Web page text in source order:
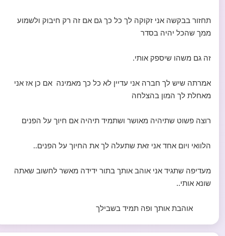
תחזור בבקשה אני זקוקה לך כל כך גם אם זה רק חיבוק ולשמוע
ממך שהכל יהיה בסדר
זה גם משהו שיספק אותי.
אמרתה שיש לך חברה אני עדיין לא כל כך מאמינה אם כן אז אני
מאחלת לך המון בהצלחה
רוצה פשוט שתיהיה מאושר ושתמיד תיהיה אם חיוך על הפנים
הלוואי ויום אחד אני זאת שתעלה לך את החיוך על הפנים..
מעדיפה שתגיד אני אוהב אותך בתור ידידה מאשר לחשוב שאתה
שונא אותי..
אוהבת אותך ופה תמיד בשבילך